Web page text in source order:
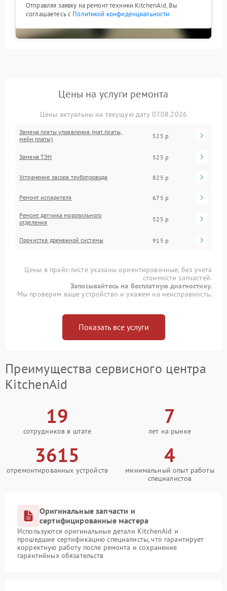
Отправляя заявку на ремонт техники KitchenAid, Вы
соглашаетесь с Политикой конфиденциальности
Цены на услуги ремонта
Цены актуальны на текущую дату 07.08.2026
Замена платы управления (мат.платы,
мейн платы)
525 р
Замена ТЭН 525 р
Устранение засора трубопровода 825 р
Ремонт испарителя 675 р
Ремонт датчика морозильного
отделения
525 р
Прочистка дренажной системы 915 р
Цены в прайс-листе указаны ориентировочные, без учета
стоимости запчастей.
Записывайтесь на бесплатную диагностику.
Мы проверим ваше устройство и укажем на неисправность.
Показать все услуги
Преимущества сервисного центра
KitchenAid
19
сотрудников в штате
7
лет на рынке
3615
отремонтированных устройств
4
минимальный опыт работы
специалистов
Оригинальные запчасти и
сертифицированные мастера
Используются оригинальные детали KitchenAid и
прошедшие сертификацию специалисты, что гарантирует
корректную работу после ремонта и сохранение
гарантийных обязательств